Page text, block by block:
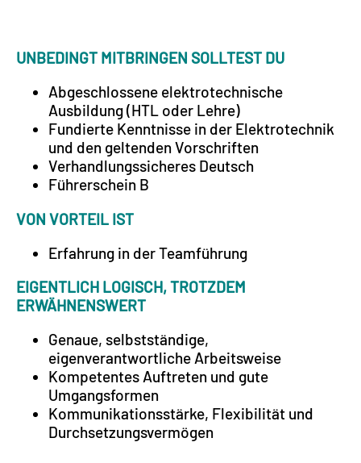
UNBEDINGT MITBRINGEN SOLLTEST DU
Abgeschlossene elektrotechnische
Ausbildung (HTL oder Lehre)
Fundierte Kenntnisse in der Elektrotechnik
und den geltenden Vorschriften
Verhandlungssicheres Deutsch
Führerschein B
VON VORTEIL IST
Erfahrung in der Teamführung
EIGENTLICH LOGISCH, TROTZDEM
ERWÄHNENSWERT
Genaue, selbstständige,
eigenverantwortliche Arbeitsweise
Kompetentes Auftreten und gute
Umgangsformen
Kommunikationsstärke, Flexibilität und
Durchsetzungsvermögen